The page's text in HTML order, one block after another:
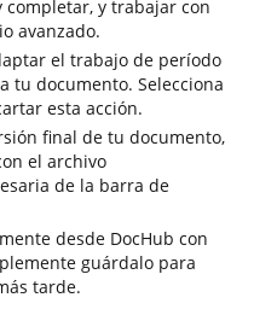
y trabajar con
avanzado.
el trabajo de período
tu documento. Selecciona
esta acción.
final de tu documento,
el archivo
de la barra de
desde DocHub con
guárdalo para
tarde.